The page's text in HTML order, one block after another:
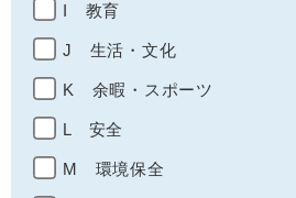
I 教育
J 生活・文化
K 余暇・スポーツ
L 安全
M 環境保全